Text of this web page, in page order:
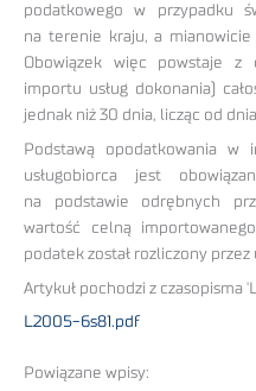
podatkowego w przypadku
na terenie kraju, a
Obowiązek więc powstaje z
importu usług dokonania)
jednak niż 30 dnia, licząc od
Podstawą opodatkowania w
usługobiorca jest
na podstawie odrębnych
wartość celną
podatek został rozliczony przez
Artykuł pochodzi z czasopisma
L2005-6s81.pdf
Powiązane wpisy: